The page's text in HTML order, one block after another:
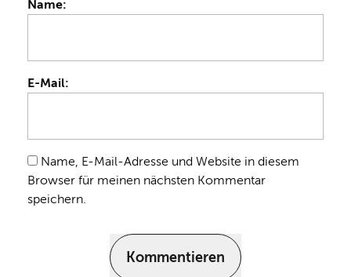
Name:
E-Mail:
Name, E-Mail-Adresse und Website in diesem
Browser für meinen nächsten Kommentar
speichern.
Kommentieren